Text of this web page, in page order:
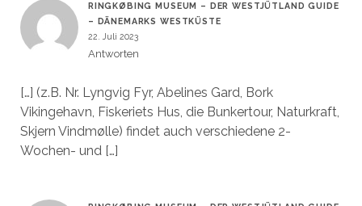
RINGKØBING MUSEUM – DER WESTJÜTLAND GUIDE
– DÄNEMARKS WESTKÜSTE
22. Juli 2023
Antworten
[…] (z.B. Nr. Lyngvig Fyr, Abelines Gard, Bork
Vikingehavn, Fiskeriets Hus, die Bunkertour, Naturkraft,
Skjern Vindmølle) findet auch verschiedene 2-
Wochen- und […]